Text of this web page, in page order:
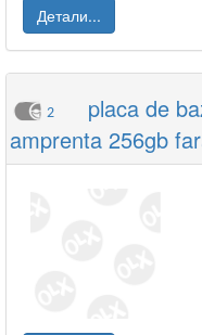
Детали...
2
placa de
amprenta 256gb